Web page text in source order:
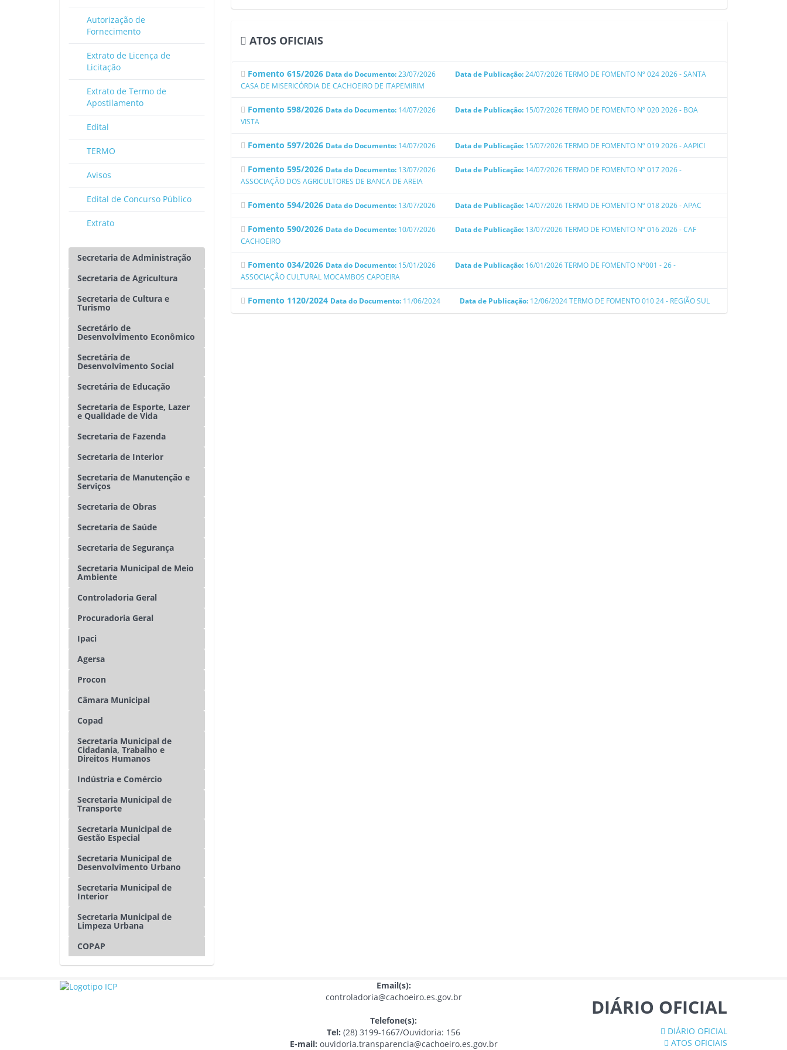
Autorização de
Fornecimento
Extrato de Licença de
Licitação
Extrato de Termo de
Apostilamento
Edital
TERMO
Avisos
Edital de Concurso Público
Extrato
Secretaria de Administração
Secretaria de Agricultura
Secretaria de Cultura e
Turismo
Secretário de
Desenvolvimento Econômico
Secretária de
Desenvolvimento Social
Secretária de Educação
Secretaria de Esporte, Lazer
e Qualidade de Vida
Secretaria de Fazenda
Secretaria de Interior
Secretaria de Manutenção e
Serviços
Secretaria de Obras
Secretaria de Saúde
Secretaria de Segurança
Secretaria Municipal de Meio
Ambiente
Controladoria Geral
Procuradoria Geral
Ipaci
Agersa
Procon
Câmara Municipal
Copad
Secretaria Municipal de
Cidadania, Trabalho e
Direitos Humanos
Indústria e Comércio
Secretaria Municipal de
Transporte
Secretaria Municipal de
Gestão Especial
Secretaria Municipal de
Desenvolvimento Urbano
Secretaria Municipal de
Interior
Secretaria Municipal de
Limpeza Urbana
COPAP
ATOS OFICIAIS
Fomento 615/2026 Data do Documento:23/07/2026 Data de Publicação:24/07/2026 TERMO DE FOMENTO Nº 024 2026 - SANTA
CASA DE MISERICÓRDIA DE CACHOEIRO DE ITAPEMIRIM
Fomento 598/2026 Data do Documento: 14/07/2026 Data de Publicação: 15/07/2026 TERMO DE FOMENTO Nº 020 2026 - BOA
VISTA
Fomento 597/2026 Data do Documento: 14/07/2026 Data de Publicação: 15/07/2026 TERMO DE FOMENTO Nº 019 2026 - AAPICI
Fomento 595/2026 Data do Documento: 13/07/2026 Data de Publicação: 14/07/2026 TERMO DE FOMENTO Nº 017 2026 -
ASSOCIAÇÃO DOS AGRICULTORES DE BANCA DE AREIA
Fomento 594/2026 Data do Documento: 13/07/2026 Data de Publicação: 14/07/2026 TERMO DE FOMENTO Nº 018 2026 - APAC
Fomento 590/2026 Data do Documento: 10/07/2026 Data de Publicação: 13/07/2026 TERMO DE FOMENTO Nº 016 2026 - CAF
CACHOEIRO
Fomento 034/2026 Data do Documento: 15/01/2026 Data de Publicação: 16/01/2026 TERMO DE FOMENTO Nº001 - 26 -
ASSOCIAÇÃO CULTURAL MOCAMBOS CAPOEIRA
Fomento 1120/2024 Data do Documento: 11/06/2024 Data de Publicação: 12/06/2024 TERMO DE FOMENTO 010 24 - REGIÃO SUL
Email(s):
controladoria@cachoeiro.es.gov.br
Telefone(s):
Tel: (28) 3199-1667/Ouvidoria: 156
E-mail: ouvidoria.transparencia@cachoeiro.es.gov.br
DIÁRIO OFICIAL
DIÁRIO OFICIAL
ATOS OFICIAIS